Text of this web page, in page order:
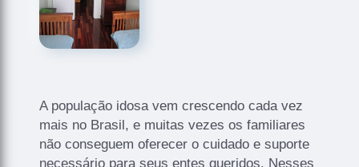
A população idosa vem crescendo cada vez
mais no Brasil, e muitas vezes os familiares
não conseguem oferecer o cuidado e suporte
necessário para seus entes queridos. Nesses